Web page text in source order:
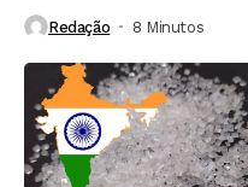
Redação 8 Minutos ⁮